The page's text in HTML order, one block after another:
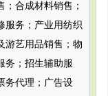
合成材料销售；
服务；产业用纺织
游艺用品销售；物
务；招生辅助服
务代理；广告设